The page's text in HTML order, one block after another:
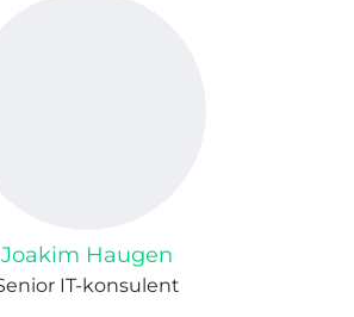
Joakim Haugen
IT-konsulent